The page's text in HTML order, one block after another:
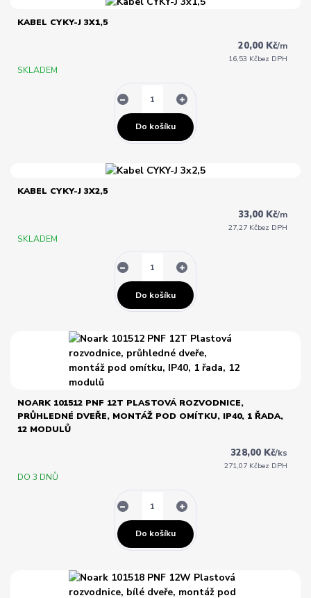
KABEL CYKY-J 3X1,5
20,00 Kč/m
16,53 Kčbez DPH
SKLADEM
Do košíku
KABEL CYKY-J 3X2,5
33,00 Kč/m
27,27 Kčbez DPH
SKLADEM
Do košíku
NOARK 101512 PNF 12T PLASTOVÁ ROZVODNICE,
PRŮHLEDNÉ DVEŘE, MONTÁŽ POD OMÍTKU, IP40, 1 ŘADA,
12 MODULŮ
328,00 Kč/ks
271,07 Kčbez DPH
DO 3 DNŮ
Do košíku